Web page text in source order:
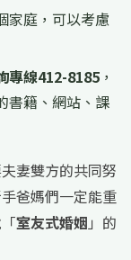
家庭，可以考慮
專線412-8185 ，
書籍、網站、課
妻雙方的共同努
爸媽們一定能重
室友式婚姻 」的